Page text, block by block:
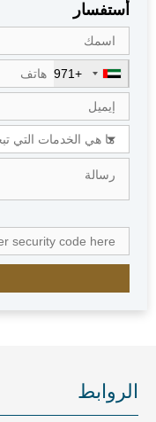
أستفسار
U
n
i
t
e
a
b
E
s
+
+971
الروابط